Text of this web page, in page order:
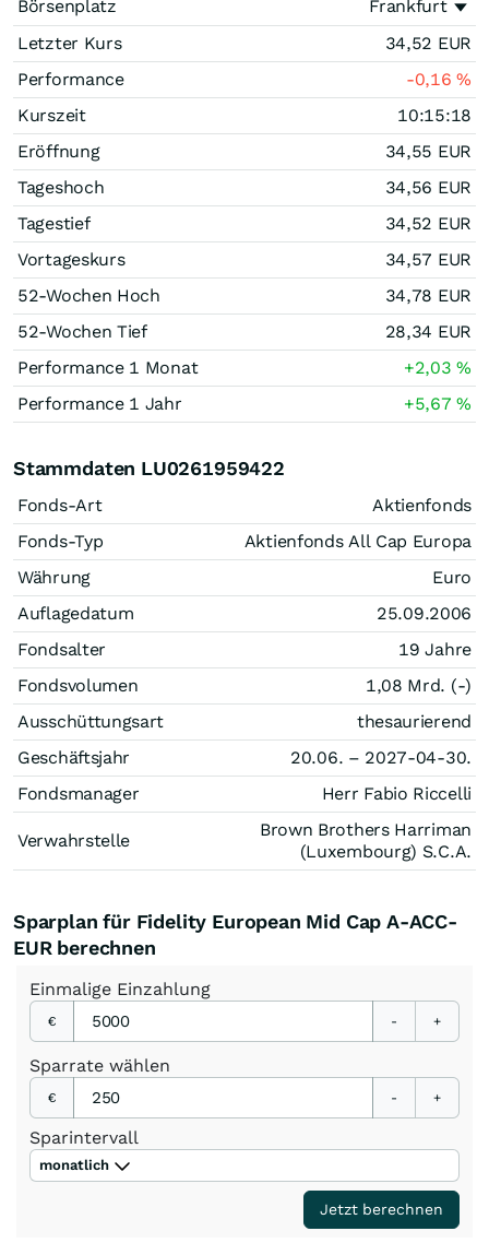
Börsenplatz
Frankfurt
Letzter Kurs
34,52 EUR
Performance
-0,16%
Kurszeit
10:15:18
Eröffnung
34,55 EUR
Tageshoch
34,56 EUR
Tagestief
34,52 EUR
Vortageskurs
34,57 EUR
52-Wochen Hoch
34,78 EUR
52-Wochen Tief
28,34 EUR
Performance 1 Monat
+2,03%
Performance 1 Jahr
+5,67%
Stammdaten LU0261959422
Fonds-Art
Aktienfonds
Fonds-Typ
Aktienfonds All Cap Europa
Währung
Euro
Auflagedatum
25.09.2006
Fondsalter
19 Jahre
Fondsvolumen
1,08 Mrd. (-)
Ausschüttungsart
thesaurierend
Geschäftsjahr
20.06. – 2027-04-30.
Fondsmanager
Herr Fabio Riccelli
Verwahrstelle
Brown Brothers Harriman
(Luxembourg) S.C.A.
Sparplan für Fidelity European Mid Cap A-ACC-
EUR berechnen
Einmalige Einzahlung
€ - +
Sparrate wählen
€ - +
Sparintervall
monatlich
Jetzt berechnen